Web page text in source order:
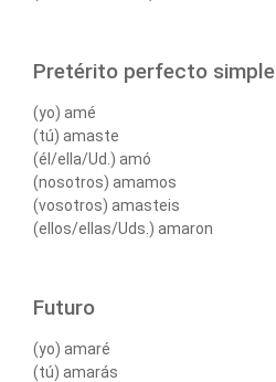
Pretérito perfecto simple
(yo) amé
(tú) amaste
(él/ella/Ud.) amó
(nosotros) amamos
(vosotros) amasteis
(ellos/ellas/Uds.) amaron
Futuro
(yo) amaré
(tú) amarás